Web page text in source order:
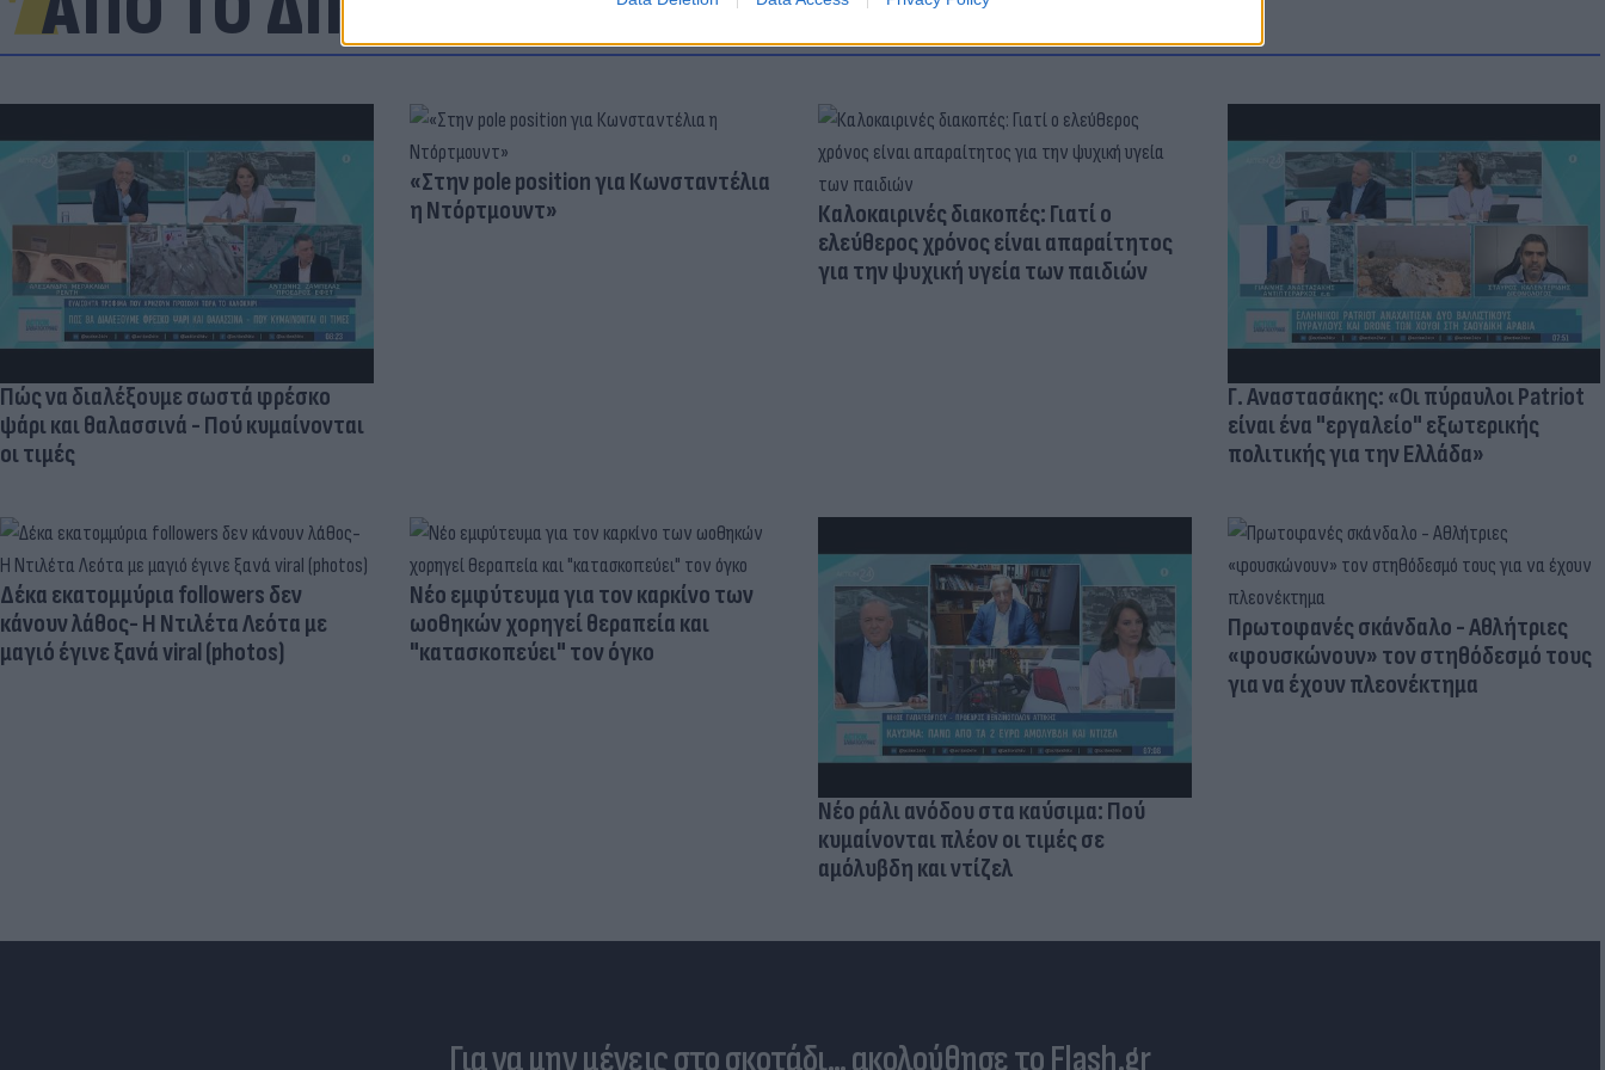
Πώς να διαλέξουμε σωστά φρέσκο
ψάρι και θαλασσινά - Πού κυμαίνονται
οι τιμές
«Στην pole position για Κωνσταντέλια
η Ντόρτμουντ»
Καλοκαιρινές διακοπές: Γιατί ο
ελεύθερος χρόνος είναι απαραίτητος
για την ψυχική υγεία των παιδιών
Γ. Αναστασάκης: «Οι πύραυλοι Patriot
είναι ένα "εργαλείο" εξωτερικής
πολιτικής για την Ελλάδα»
Δέκα εκατομμύρια followers δεν
κάνουν λάθος- Η Ντιλέτα Λεότα με
μαγιό έγινε ξανά viral (photos)
Νέο εμφύτευμα για τον καρκίνο των
ωοθηκών χορηγεί θεραπεία και
"κατασκοπεύει" τον όγκο
Νέο ράλι ανόδου στα καύσιμα: Πού
κυμαίνονται πλέον οι τιμές σε
αμόλυβδη και ντίζελ
Πρωτοφανές σκάνδαλο - Aθλήτριες
«φουσκώνουν» τον στηθόδεσμό τους
για να έχουν πλεονέκτημα
Για να μην μένεις στο σκοτάδι... ακολούθησε το Flash.gr